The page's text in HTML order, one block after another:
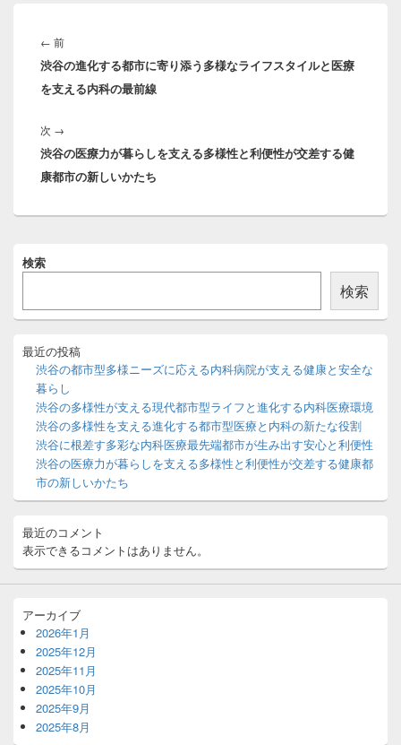
稿
ナ
ビ
ゲ
シ
ョ
ン
← 前前
の
投
渋谷の進化する都市に寄り添う多様なライフスタイルと医療
を支える内科の最前線
次 →
の
投
渋谷の医療力が暮らしを支える多様性と利便性が交差する健
康都市の新しいかたち
イ
イ
バ
検索
検索
最近の投稿
渋谷の都市型多様ニーズに応える内科病院が支える健康と安全な
暮らし
渋谷の多様性が支える現代都市型ライフと進化する内科医療環境
渋谷の多様性を支える進化する都市型医療と内科の新たな役割
渋谷に根差す多彩な内科医療最先端都市が生み出す安心と利便性
渋谷の医療力が暮らしを支える多様性と利便性が交差する健康都
市の新しいかたち
最近のコメント
表示できるコメントはありません。
アーカイブ
2026年1月
2025年12月
2025年11月
2025年10月
2025年9月
2025年8月